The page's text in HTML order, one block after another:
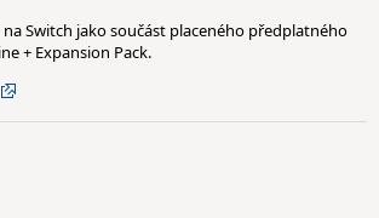
na Switch jako součást placeného předplatného
+ Expansion Pack.